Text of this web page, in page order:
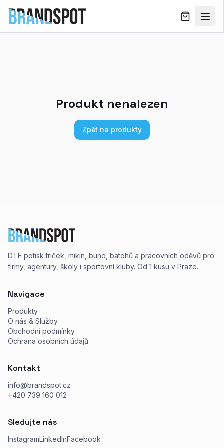
Produkt nenalezen
Zpět na produkty
DTF potisk triček, mikin, bund, batohů a pracovních oděvů pro
firmy, agentury, školy i sportovní kluby. Od 1 kusu v Praze.
Navigace
Produkty
O nás & Služby
Obchodní podmínky
Ochrana osobních údajů
Kontakt
info@brandspot.cz
+420 739 160 012
Sledujte nás
InstagramLinkedInFacebook